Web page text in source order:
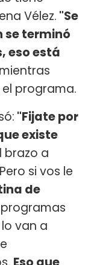
Vélez. "Se
se terminó
eso está
programa.
"Fijate por
existe
brazo a
si vos le
de
van a